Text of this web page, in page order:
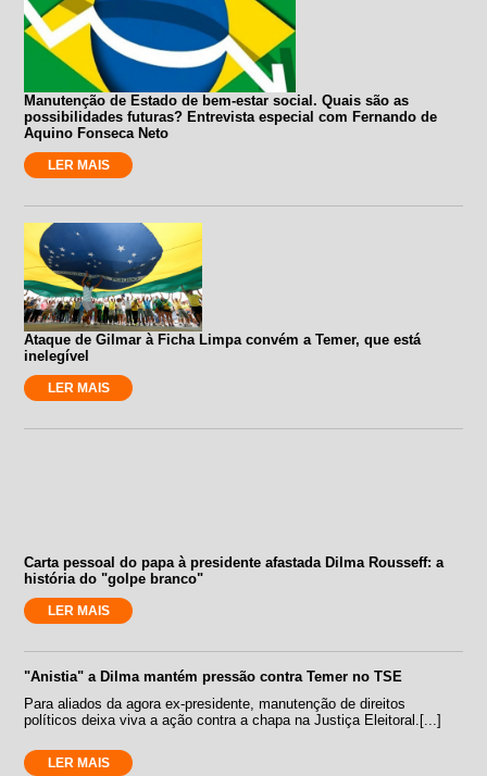
Manutenção de Estado de bem-estar social. Quais são as
possibilidades futuras? Entrevista especial com Fernando de
Aquino Fonseca Neto
LER MAIS
Ataque de Gilmar à Ficha Limpa convém a Temer, que está
inelegível
LER MAIS
Carta pessoal do papa à presidente afastada Dilma Rousseff: a
história do "golpe branco"
LER MAIS
"Anistia" a Dilma mantém pressão contra Temer no TSE
Para aliados da agora ex-presidente, manutenção de direitos
políticos deixa viva a ação contra a chapa na Justiça Eleitoral.[...]
LER MAIS